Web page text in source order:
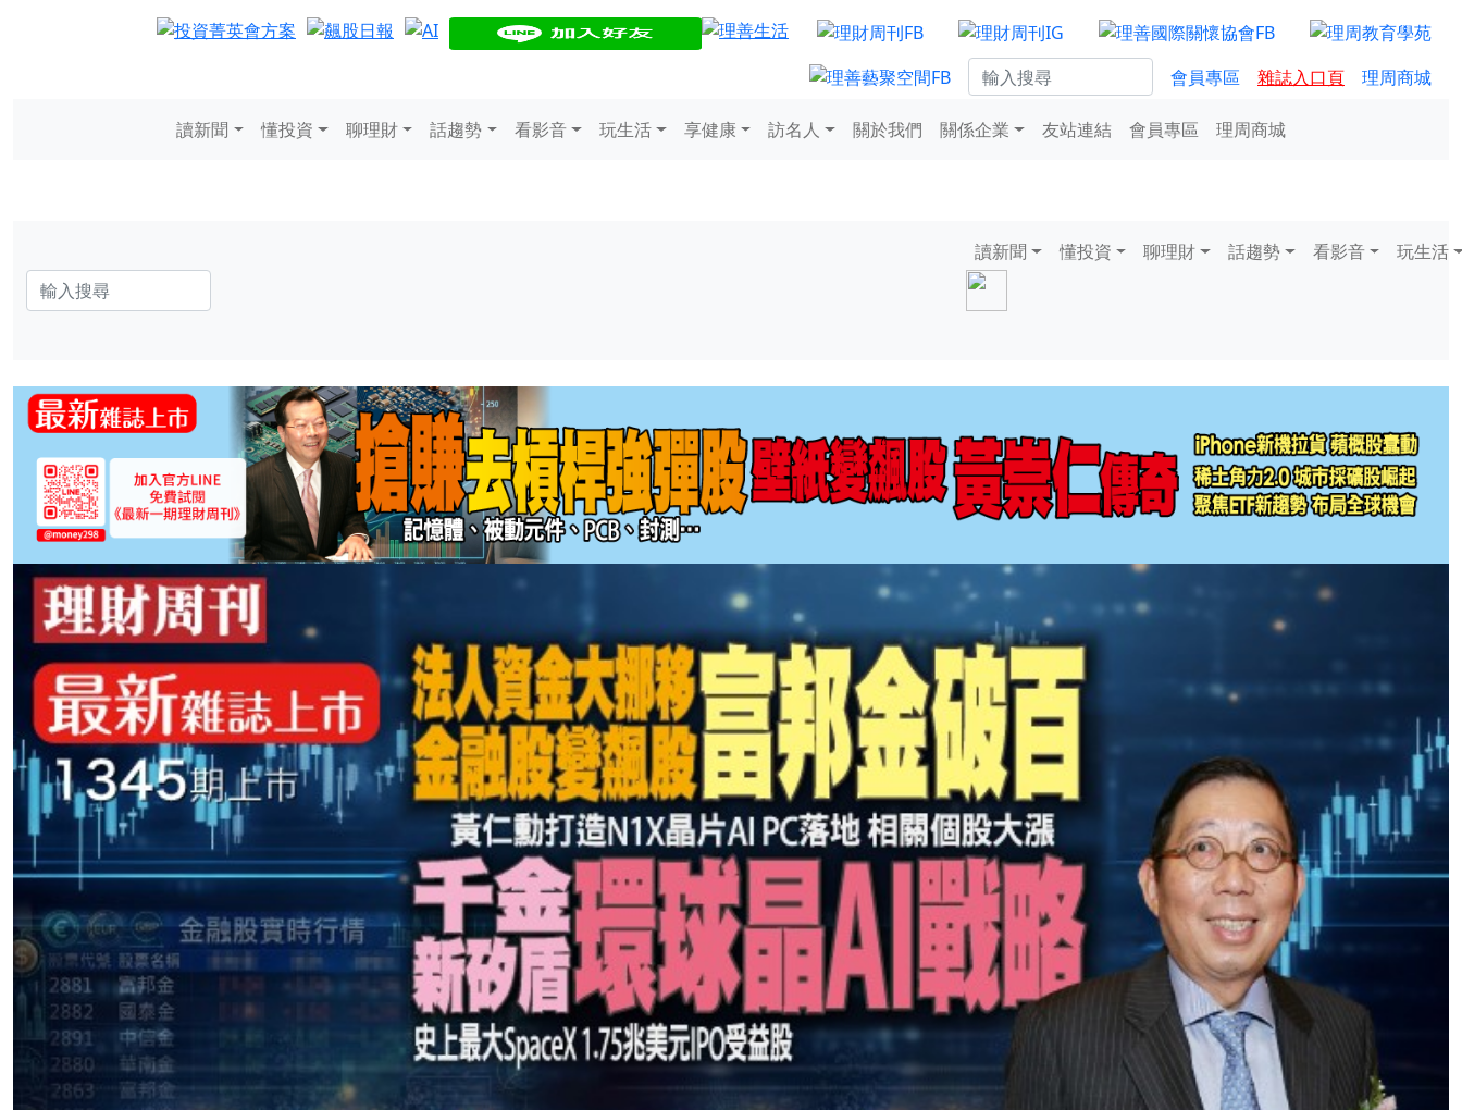
會員專區 雜誌入口頁 理周商城
讀新聞 懂投資 聊理財 話趨勢 看影音 玩生活 享健康 訪名人 關於我們 關係企業 友站連結 會員專區 理周商城
讀新聞 懂投資 聊理財 話趨勢 看影音 玩生活